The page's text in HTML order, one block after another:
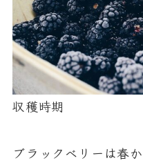
収穫時期
ブラックベリーは春